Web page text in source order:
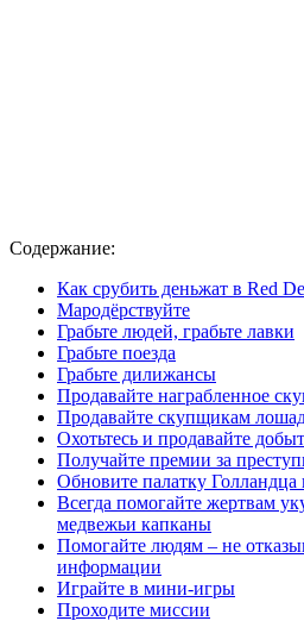
Содержание:
Как срубить деньжат в Red
Мародёрствуйте
Грабьте людей, грабьте лавки
Грабьте поезда
Грабьте дилижансы
Продавайте награбленное
Продавайте скупщикам
Охотьтесь и продавайте
Получайте премии за
Обновите палатку Голландца
Всегда помогайте жертвам
медвежьи капканы
Помогайте людям – не
информации
Играйте в мини-игры
Проходите миссии